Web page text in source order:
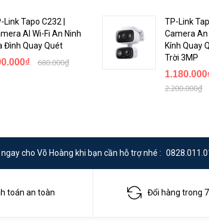
Link Tapo C232 |
AI Wi-Fi An Ninh
Đình Quay Quét
680.000₫
TP-Link
Camera An
Kính Quay
Trời 3MP
2.200.000₫
ngay cho Võ Hoàng khi bạn cần hỗ trợ nhé :
toán an toàn Đổi hàng trong